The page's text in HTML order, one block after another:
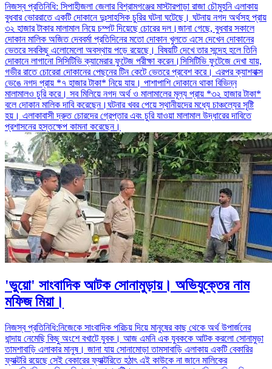
নিজস্ব প্রতিনিধি: সিপাহীজলা জেলার বিশ্রামগঞ্জের মাস্টারপাড়া রাজা চৌমুহনি এলাকায়
বুধবার ভোররাতে একটি দোকানে দুঃসাহসিক চুরির ঘটনা ঘটেছে। ঘটনায় নগদ অর্থসহ প্রায়
৩২ হাজার টাকার মালামাল নিয়ে চম্পট দিয়েছে চোরের দল।জানা গেছে, বুধবার সকালে
দোকান মালিক অজিত দেববর্মা প্রতিদিনের মতো দোকান খুলতে এসে দেখেন দোকানের
ভেতরে সবকিছু এলোমেলো অবস্থায় পড়ে রয়েছে। বিষয়টি দেখে তার সন্দেহ হলে তিনি
দোকানে লাগানো সিসিটিভি ক্যামেরার ফুটেজ পরীক্ষা করেন।সিসিটিভি ফুটেজে দেখা যায়,
গভীর রাতে চোরেরা দোকানের পেছনের টিন কেটে ভেতরে প্রবেশ করে। এরপর ক্যাশবাক্স
ভেঙে নগদ প্রায় *৭ হাজার টাকা* নিয়ে যায়। পাশাপাশি দোকানে থাকা বিভিন্ন
মালামালও চুরি করে। সব মিলিয়ে নগদ অর্থ ও মালামালের মূল্য প্রায় *৩২ হাজার টাকা*
বলে দোকান মালিক দাবি করেছেন।ঘটনার খবর পেয়ে স্থানীয়দের মধ্যে চাঞ্চল্যের সৃষ্টি
হয়। এলাকাবাসী দ্রুত চোরদের গ্রেপ্তার এবং চুরি যাওয়া মালামাল উদ্ধারের দাবিতে
প্রশাসনের হস্তক্ষেপ কামনা করেছেন।
'ভুয়ো' সাংবাদিক আটক সোনামুড়ায়। অভিযুক্তের নাম
মফিজ মিয়া।
নিজস্ব প্রতিনিধি:নিজেকে সাংবাদিক পরিচয় দিয়ে মানুষের কাছ থেকে অর্থ উপার্জনের
ধান্দায় নেমেছি কিছু অংশে বখাটে যুবক। আজ এমনি এক যুবককে আটক করলো সোনামুড়া
তামশাবাড়ি এলাকার মানুষ। জানা যায় সোনামোড়া তামসাবাড়ি এলাকায় একটি বেকারির
ফ্যাক্টরি রয়েছে সেই বেকারের ফ্যাক্টরিতে হঠাৎ এই কাউকে না জানে মালিকের